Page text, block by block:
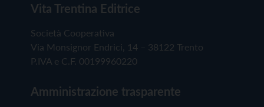
Vita Trentina Editrice
Società Cooperativa
Via Monsignor Endrici, 14 – 38122 Trento
P.IVA e C.F. 00199960220
Amministrazione trasparente